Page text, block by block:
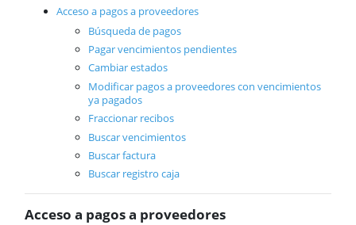
Comunes
ActivaConnect
Business Intelligence
Acceso a pagos a proveedores
Búsqueda de pagos
Pagar vencimientos pendientes
Cambiar estados
Modificar pagos a proveedores con vencimientos
ya pagados
Fraccionar recibos
Buscar vencimientos
Buscar factura
Buscar registro caja
Acceso a pagos a proveedores